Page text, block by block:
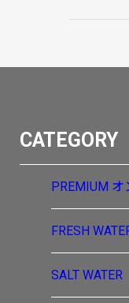
CATEGORY
PREMIUM オ
FRESH
SALT WATER